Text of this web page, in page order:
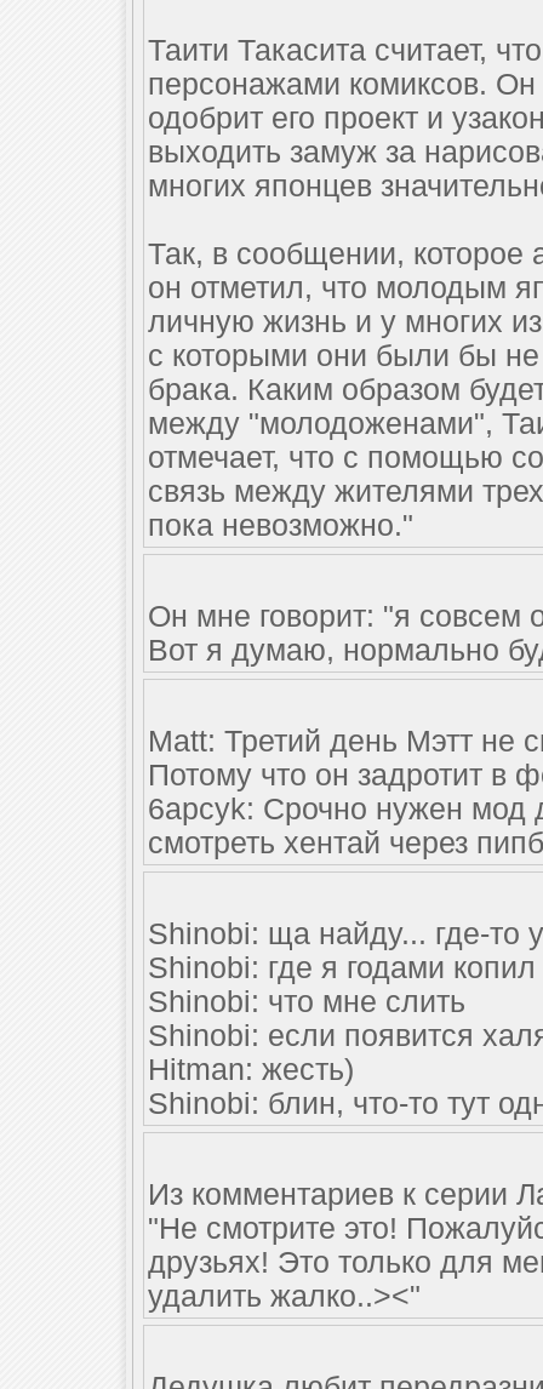
Таити Такасита считает,
персонажами комиксов. Он
одобрит его проект и
выходить замуж за
многих японцев
Так, в сообщении, которое
он отметил, что молодым
личную жизнь и у многих
с которыми они были бы не
брака. Каким образом
между "молодоженами",
отмечает, что с помощью
связь между жителями
пока невозможно."
Он мне говорит: "я совсем
Вот я думаю, нормально
Matt: Третий день Мэтт не
Потому что он задротит в
6apcyk: Срочно нужен
смотреть хентай через
Shinobi: ща найду... где-то
Shinobi: где я годами копил
Shinobi: что мне слить
Shinobi: если появится
Hitman: жесть)
Shinobi: блин, что-то тут
Из комментариев к серии
"Не смотрите это!
друзьях! Это только для
удалить жалко..><"